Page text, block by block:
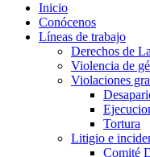
Inicio
Conócenos
Líneas de trabajo
Derechos de
Violencia de
Violaciones
Tortura
Litigio e
Comité